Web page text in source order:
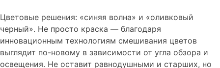
Цветовые решения: «синяя волна» и «оливковый
черный». Не просто краска — благодаря
инновационным технологиям смешивания цветов
выглядит по-новому в зависимости от угла обзора и
освещения. Не оставит равнодушными и старших, но